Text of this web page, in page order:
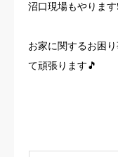
沼口現場もやります
お家に関するお困
て頑張ります🎵